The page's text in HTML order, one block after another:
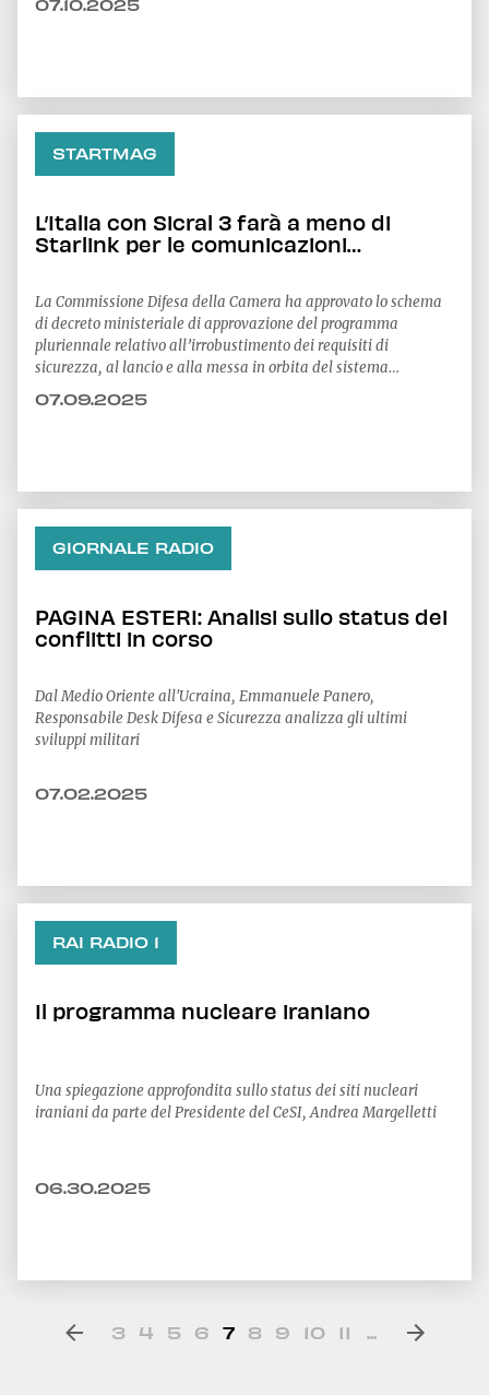
07.10.2025
STARTMAG
L’Italia con Sicral 3 farà a meno di
Starlink per le comunicazioni
La Commissione Difesa della Camera ha approvato lo schema
di decreto ministeriale di approvazione del programma
pluriennale relativo all’irrobustimento dei requisiti di
sicurezza, al lancio e alla messa in orbita del sistema
spiega Daniele Ferraguti, Junior Fellow Desk Difesa e Sicurezza
07.09.2025
GIORNALE RADIO
PAGINA ESTERI: Analisi sullo status dei
conflitti in corso
Dal Medio Oriente all'Ucraina, Emmanuele Panero,
Responsabile Desk Difesa e Sicurezza analizza gli ultimi
sviluppi militari
07.02.2025
RAI RADIO 1
Il programma nucleare iraniano
Una spiegazione approfondita sullo status dei siti nucleari
iraniani da parte del Presidente del CeSI, Andrea Margelletti
06.30.2025
3 4 5 6 7 8 9 10 11 ...